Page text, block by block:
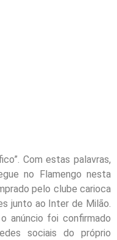
Com estas palavras,
no Flamengo nesta
pelo clube carioca
junto ao Inter de Milão.
anúncio foi confirmado
sociais do próprio